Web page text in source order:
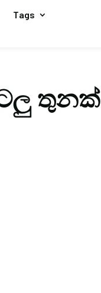
Tags
තුනක්